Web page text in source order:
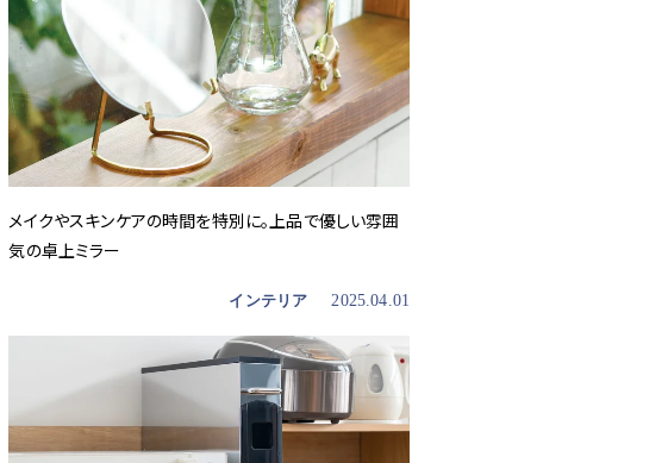
メイクやスキンケアの時間を特別に。上品で優しい雰囲
気の卓上ミラー
インテリア 2025.04.01